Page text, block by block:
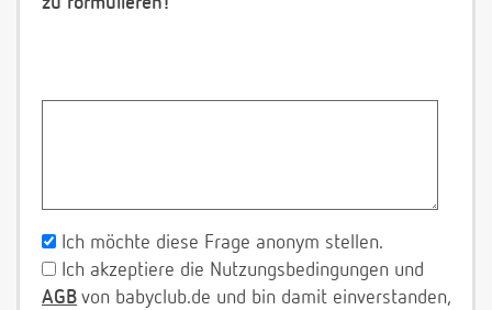
Ich möchte diese Frage anonym stellen.
Ich akzeptiere die Nutzungsbedingungen und
AGB von babyclub.de und bin damit einverstanden,